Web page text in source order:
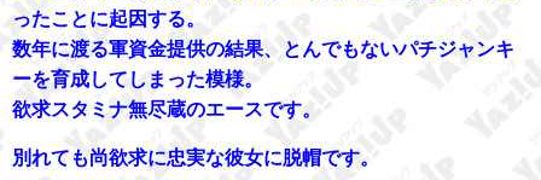
ったことに起因する。
数年に渡る軍資金提供の結果、とんでもないパチジャンキ
ーを育成してしまった模様。
欲求スタミナ無尽蔵のエースです。
別れても尚欲求に忠実な彼女に脱帽です。